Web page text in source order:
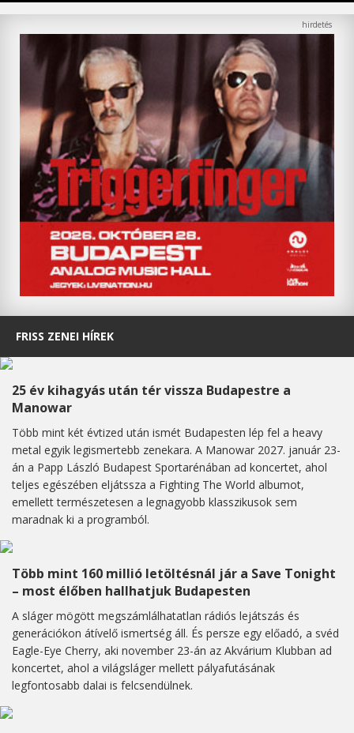
FRISS ZENEI HÍREK
25 év kihagyás után tér vissza Budapestre a
Manowar
Több mint két évtized után ismét Budapesten lép fel a heavy
metal egyik legismertebb zenekara. A Manowar 2027. január 23-
án a Papp László Budapest Sportarénában ad koncertet, ahol
teljes egészében eljátssza a Fighting The World albumot,
emellett természetesen a legnagyobb klasszikusok sem
maradnak ki a programból.
Több mint 160 millió letöltésnál jár a Save Tonight
– most élőben hallhatjuk Budapesten
A sláger mögött megszámlálhatatlan rádiós lejátszás és
generációkon átívelő ismertség áll. És persze egy előadó, a svéd
Eagle-Eye Cherry, aki november 23-án az Akvárium Klubban ad
koncertet, ahol a világsláger mellett pályafutásának
legfontosabb dalai is felcsendülnek.